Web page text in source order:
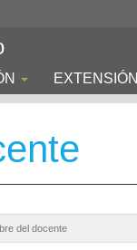
EXTENSIÓN